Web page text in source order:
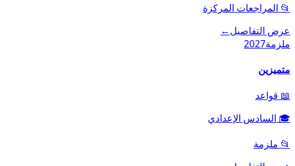
📂 المراجعات المركزة
عرض التفاصيل←
ملزمة2027
متميزين
📖 قواعد
🎓 السادس الإعدادي
📂 ملزمة